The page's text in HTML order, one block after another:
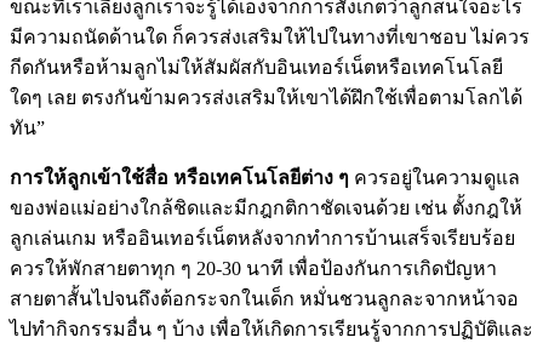
ขณะที่เราเลี้ยงลูกเราจะรู้ได้เองจากการสังเกตว่าลูกสนใจอะไร
มีความถนัดด้านใด ก็ควรส่งเสริมให้ไปในทางที่เขาชอบ ไม่ควร
กีดกันหรือห้ามลูกไม่ให้สัมผัสกับอินเทอร์เน็ตหรือเทคโนโลยี
ใดๆ เลย ตรงกันข้ามควรส่งเสริมให้เขาได้ฝึกใช้เพื่อตามโลกได้
ทัน”
การให้ลูกเข้าใช้สื่อ หรือเทคโนโลยีต่าง ๆ ควรอยู่ในความดูแล
ของพ่อแม่อย่างใกล้ชิดและมีกฎกติกาชัดเจนด้วย เช่น ตั้งกฎให้
ลูกเล่นเกม หรืออินเทอร์เน็ตหลังจากทำการบ้านเสร็จเรียบร้อย
ควรให้พักสายตาทุก ๆ 20-30 นาที เพื่อป้องกันการเกิดปัญหา
สายตาสั้นไปจนถึงต้อกระจกในเด็ก หมั่นชวนลูกละจากหน้าจอ
ไปทำกิจกรรมอื่น ๆ บ้าง เพื่อให้เกิดการเรียนรู้จากการปฏิบัติและ